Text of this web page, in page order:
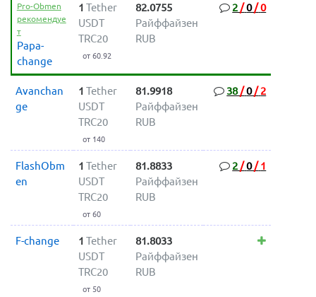
Pro-Obmen
рекомендуе
т
Papa-
change
1 Tether
USDT
TRC20
от 60.92
82.0755
Райффайзен
RUB
2 /0/0
Avanchan
ge
1 Tether
USDT
TRC20
от 140
81.9918
Райффайзен
RUB
38/0/ 2
FlashObm
en
1 Tether
USDT
TRC20
от 60
81.8833
Райффайзен
RUB
2 /0/ 1
F-change 1 Tether
USDT
TRC20
от 50
81.8033
Райффайзен
RUB